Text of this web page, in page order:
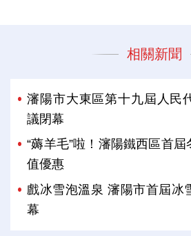
相關新聞
瀋陽市大東區第十九屆人民
議閉幕
“薅羊毛”啦！瀋陽鐵西區首
值優惠
戲冰雪泡溫泉 瀋陽市首屆冰
幕